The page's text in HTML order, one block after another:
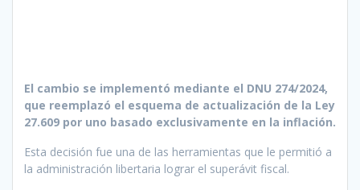
El cambio se implementó mediante el DNU 274/2024,
que reemplazó el esquema de actualización de la Ley
27.609 por uno basado exclusivamente en la inflación.
Esta decisión fue una de las herramientas que le permitió a
la administración libertaria lograr el superávit fiscal.